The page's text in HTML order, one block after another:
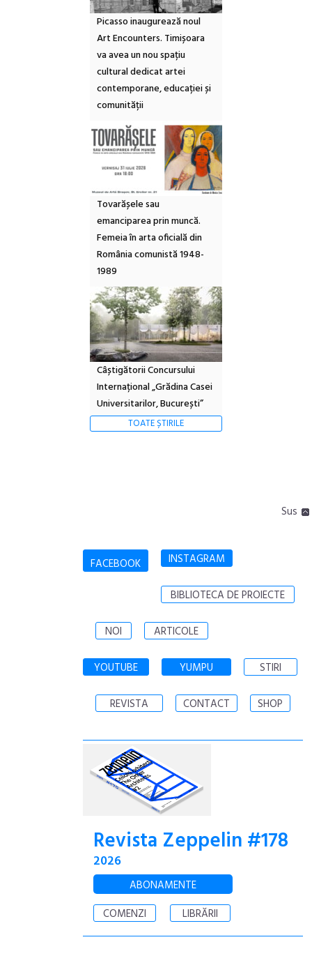
Picasso inaugurează noul
Art Encounters. Timișoara
va avea un nou spațiu
cultural dedicat artei
contemporane, educației și
comunității
Tovarășele sau
emanciparea prin muncă.
Femeia în arta oficială din
România comunistă 1948-
1989
Câștigătorii Concursului
Internațional „Grădina Casei
Universitarilor, București”
TOATE ȘTIRILE
Sus
FACEBOOK INSTAGRAM
BIBLIOTECA DE PROIECTE
NOI ARTICOLE
YOUTUBE YUMPU STIRI
REVISTA CONTACT SHOP
Revista Zeppelin #178
2026
ABONAMENTE
COMENZI
LIBRĂRII